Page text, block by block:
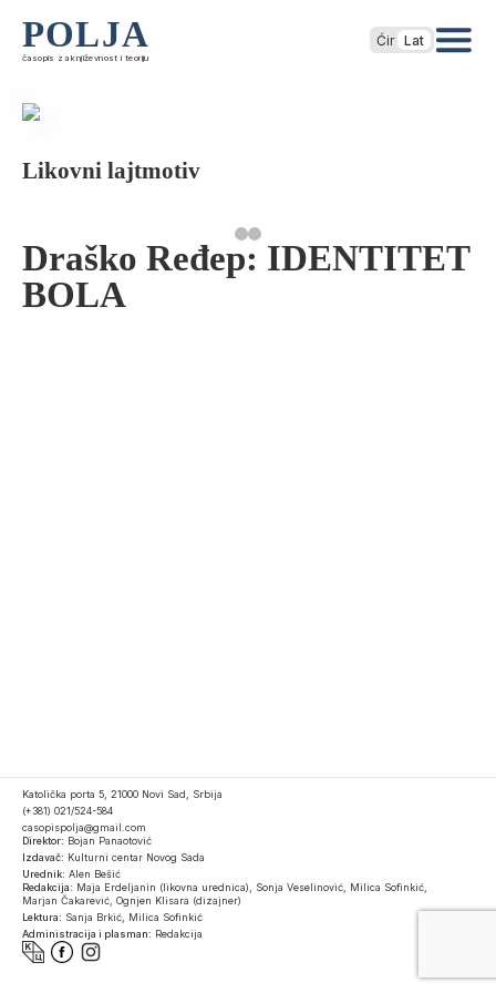
POLJA
časopis za književnost i teoriju
Ćir Lat
Likovni lajtmotiv
Draško Ređep: IDENTITET
BOLA
Katolička porta 5, 21000 Novi Sad, Srbija
(+381) 021/524-584
casopispolja@gmail.com
Direktor: Bojan Panaotović
Izdavač: Kulturni centar Novog Sada
Urednik: Alen Bešić
Redakcija: Maja Erdeljanin (likovna urednica), Sonja Veselinović, Milica Sofinkić,
Marjan Čakarević, Ognjen Klisara (dizajner)
Lektura: Sanja Brkić, Milica Sofinkić
Administracija i plasman: Redakcija